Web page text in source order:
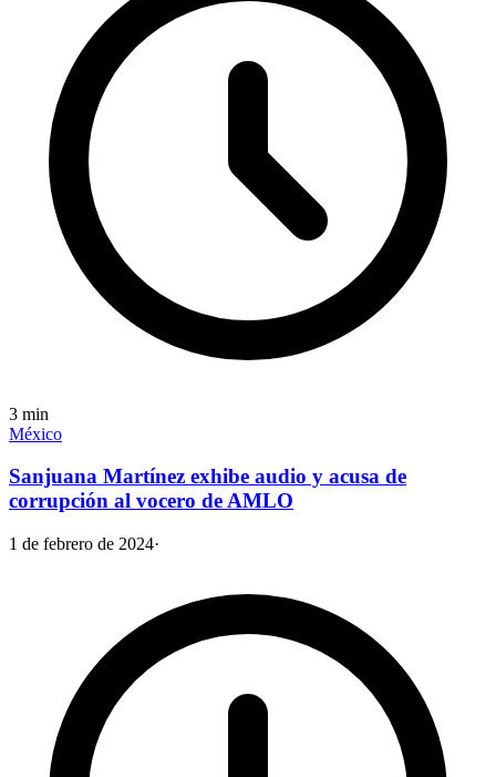
3 min
México
Sanjuana Martínez exhibe audio y acusa de
corrupción al vocero de AMLO
1 de febrero de 2024·